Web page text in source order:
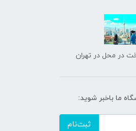
در محل در تهران
ما باخبر شوید:
ثبت‌نام